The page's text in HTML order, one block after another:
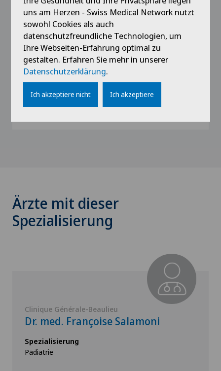
seit 2017
Pratique en cabinet privé
2010 - 2017
Cheffe de Clinique dans différents
hôpitaux (hôpital de Nyon, CHUV, Zürich,
Kantonsspital Aarau)
2006 - 2010
Ärzte mit dieser
Spezialisierung
Clinique Générale-Beaulieu
Dr. med. Françoise Salamoni
Spezialisierung
Pädiatrie
uns am Herzen - Swiss Medical Network nutzt
sowohl Cookies als auch
datenschutzfreundliche Technologien, um
Ihre Webseiten-Erfahrung optimal zu
gestalten. Erfahren Sie mehr in unserer
Datenschutzerklärung.
Ich akzeptiere nicht Ich akzeptiere